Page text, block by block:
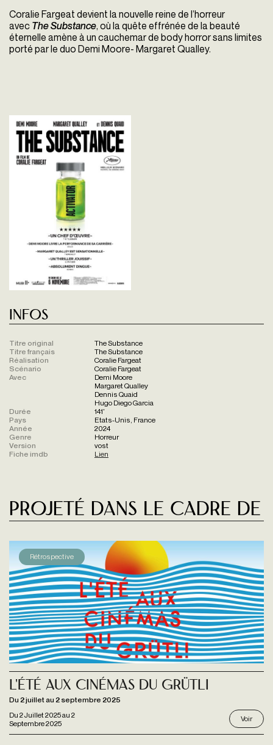
Coralie Fargeat devient la nouvelle reine de l’horreur
avec The Substance, où la quête effrénée de la beauté
éternelle amène à un cauchemar de body horror sans limites
porté par le duo Demi Moore- Margaret Qualley.
Infos
Titre original
The Substance
Titre français
The Substance
Réalisation
Coralie Fargeat
Scénario
Coralie Fargeat
Avec
Demi Moore
Margaret Qualley
Dennis Quaid
Hugo Diego Garcia
Durée
141'
Pays
Etats-Unis, France
Année
2024
Genre
Horreur
Version
vost
Fiche imdb
Lien
Projeté dans le cadre de
Rétrospective
Du 2 Juillet 2025au 2
Septembre 2025
L'Été aux Cinémas du Grütli
Du 2 juillet au 2 septembre 2025
Voir